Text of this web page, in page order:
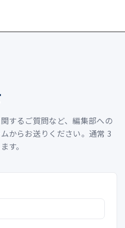
するご質問など、編集部への
からお送りください。通常 3
す。